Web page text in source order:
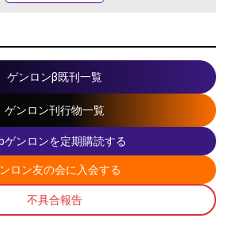
ゲンロンβ既刊一覧
ゲンロン刊行物一覧
ゲンロンを定期購読する
ロン友の会に入会する
不具合報告